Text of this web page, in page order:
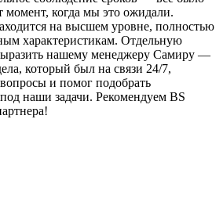
момент, когда мы это ожидали.
на высшем уровне, полностью
характеристикам. Отдельную
нашему менеджеру Самиру —
который был на связи 24/7,
и помог подобрать
наши задачи. Рекомендуем BS